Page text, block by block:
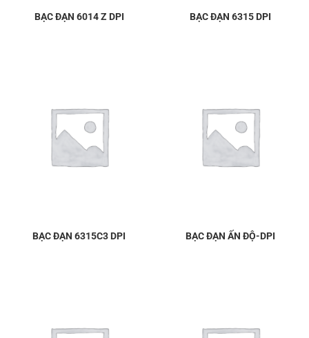
BẠC ĐẠN 6014 Z DPI BẠC ĐẠN 6315 DPI
BẠC ĐẠN 6315C3 DPI BẠC ĐẠN ẤN ĐỘ-DPI